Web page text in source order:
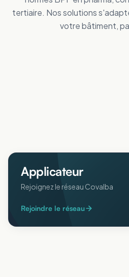
tertiaire. Nos solutions
votre bâtiment,
Tertiaire
Applicateur
Rejoignez le réseau Covalba
Rejoindre le réseau